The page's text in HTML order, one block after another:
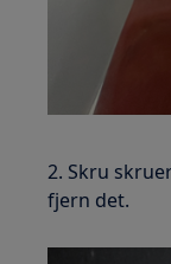
2. Skru
fjern det.